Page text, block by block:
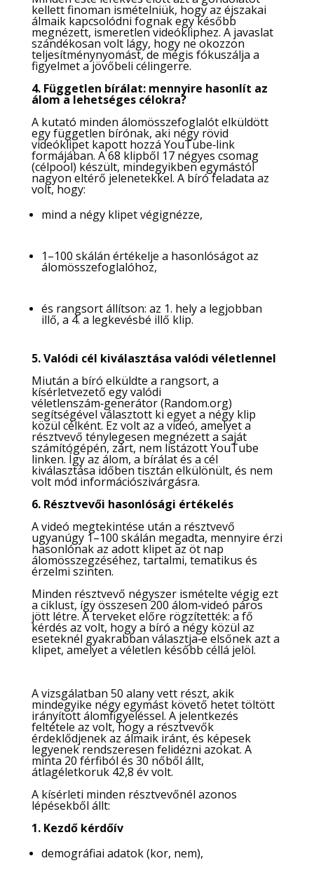
kellett finoman ismételniük, hogy az éjszakai
álmaik kapcsolódni fognak egy később
megnézett, ismeretlen videókliphez. A javaslat
szándékosan volt lágy, hogy ne okozzon
teljesítménynyomást, de mégis fókuszálja a
figyelmet a jövőbeli célingerre.
4. Független bírálat: mennyire hasonlít az
álom a lehetséges célokra?
A kutató minden álomösszefoglalót elküldött
egy független bírónak, aki négy rövid
videóklipet kapott hozzá YouTube‑link
formájában. A 68 klipből 17 négyes csomag
(célpool) készült, mindegyikben egymástól
nagyon eltérő jelenetekkel. A bíró feladata az
volt, hogy:
mind a négy klipet végignézze,
1–100 skálán értékelje a hasonlóságot az
álomösszefoglalóhoz,
és rangsort állítson: az 1. hely a legjobban
illő, a 4. a legkevésbé illő klip.
5. Valódi cél kiválasztása valódi véletlennel
Miután a bíró elküldte a rangsort, a
kísérletvezető egy valódi
véletlenszám‑generátor (Random.org)
segítségével választott ki egyet a négy klip
közül célként. Ez volt az a videó, amelyet a
résztvevő ténylegesen megnézett a saját
számítógépén, zárt, nem listázott YouTube
linken. Így az álom, a bírálat és a cél
kiválasztása időben tisztán elkülönült, és nem
volt mód információszivárgásra.
6. Résztvevői hasonlósági értékelés
A videó megtekintése után a résztvevő
ugyanúgy 1–100 skálán megadta, mennyire érzi
hasonlónak az adott klipet az öt nap
álomösszegzéséhez, tartalmi, tematikus és
érzelmi szinten.
Minden résztvevő négyszer ismételte végig ezt
a ciklust, így összesen 200 álom‑videó páros
jött létre. A terveket előre rögzítették: a fő
kérdés az volt, hogy a bíró a négy közül az
eseteknél gyakrabban választja‑e elsőnek azt a
klipet, amelyet a véletlen később céllá jelöl.
A vizsgálatban 50 alany vett részt, akik
mindegyike négy egymást követő hetet töltött
irányított álomfigyeléssel. A jelentkezés
feltétele az volt, hogy a résztvevők
érdeklődjenek az álmaik iránt, és képesek
legyenek rendszeresen felidézni azokat. A
minta 20 férfiból és 30 nőből állt,
átlagéletkoruk 42,8 év volt.
A kísérleti minden résztvevőnél azonos
lépésekből állt:
1. Kezdő kérdőív
demográfiai adatok (kor, nem),